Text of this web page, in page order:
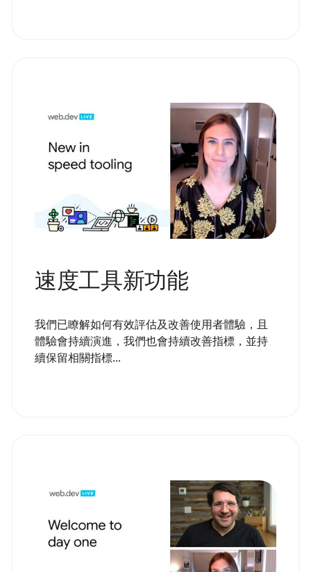
速度工具新功能
我們已瞭解如何有效評估及改善使用者體驗，且
體驗會持續演進，我們也會持續改善指標，並持
續保留相關指標...